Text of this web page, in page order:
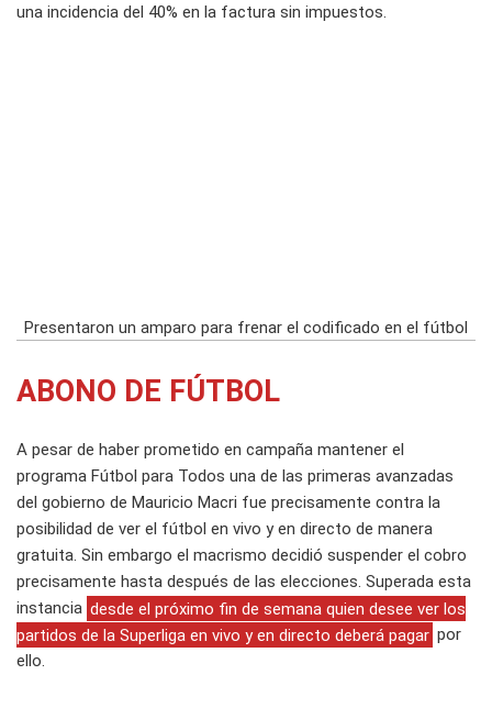
una incidencia del 40% en la factura sin impuestos.
Presentaron un amparo para frenar el codificado en el fútbol
ABONO DE FÚTBOL
A pesar de haber prometido en campaña mantener el
programa Fútbol para Todos una de las primeras avanzadas
del gobierno de Mauricio Macri fue precisamente contra la
posibilidad de ver el fútbol en vivo y en directo de manera
gratuita. Sin embargo el macrismo decidió suspender el cobro
precisamente hasta después de las elecciones. Superada esta
instancia desde el próximo fin de semana quien desee ver los
partidos de la Superliga en vivo y en directo deberá pagar por
ello.